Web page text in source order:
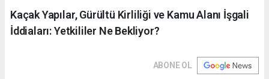
Kaçak Yapılar, Gürültü Kirliliği ve Kamu Alanı İşgali
İddiaları: Yetkililer Ne Bekliyor?
ABONE OL